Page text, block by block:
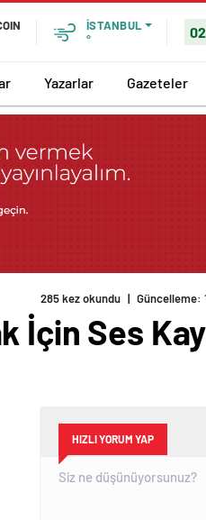
İSTANBUL
°
Yazarlar Gazeteler
285 kez okundu | Güncelleme:
Ses
HIZLI YORUM YAP